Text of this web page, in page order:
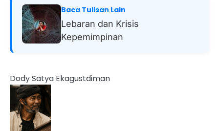
Baca Tulisan Lain
Lebaran dan Krisis
Kepemimpinan
Dody Satya Ekagustdiman